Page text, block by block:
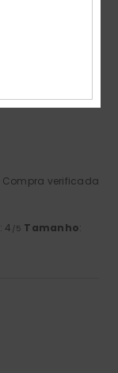
Compra verificada
: 4 /5 Tamanho: